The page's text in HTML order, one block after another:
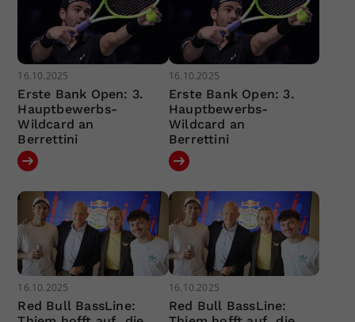
16.10.2025
Erste Bank Open: 3.
Hauptbewerbs-
Wildcard an
Berrettini
16.10.2025
Erste Bank Open: 3.
Hauptbewerbs-
Wildcard an
Berrettini
16.10.2025
Red Bull BassLine:
16.10.2025
Red Bull BassLine: